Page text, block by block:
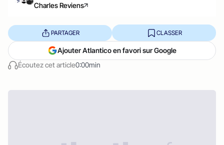
Charles Reviens
Écoutez cet article0:00min
PARTAGER CLASSER
Ajouter Atlantico en favori sur Google